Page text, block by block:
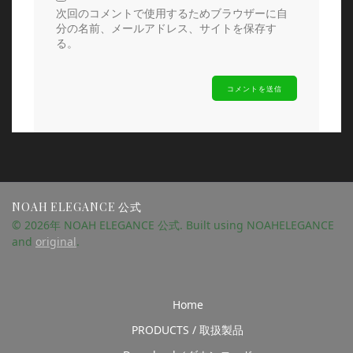
次回のコメントで使用するためブラウザーに自
分の名前、メールアドレス、サイトを保存す
る。
NOAH ELEGANCE 公式
© 2026年 NOAH ELEGANCE 公式. Built using NOAHELEGANCE
and original.
Home
PRODUCTS / 取扱製品